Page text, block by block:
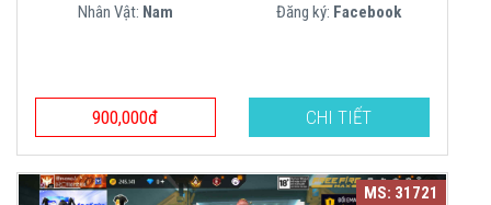
Nhân Vật: Nam Đăng ký: Facebook
900,000đ CHI TIẾT
MS: 31721